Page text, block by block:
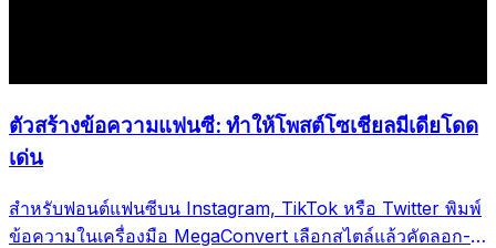
ตัวสร้างข้อความแฟนซี: ทำให้โพสต์โซเชียลมีเดียโดด
เด่น
สำหรับฟอนต์แฟนซีบน Instagram, TikTok หรือ Twitter พิมพ์
ข้อความในเครื่องมือ MegaConvert เลือกสไตล์แล้วคัดลอก-